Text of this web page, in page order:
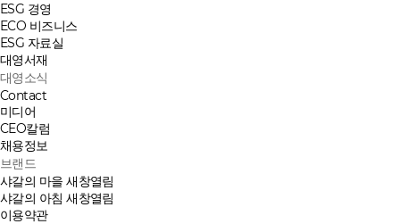
ESG 경영
ECO 비즈니스
ESG 자료실
대영서재
대영소식
Contact
미디어
CEO칼럼
채용정보
브랜드
샤갈의 마을새창열림
샤갈의 아침새창열림
이용약관